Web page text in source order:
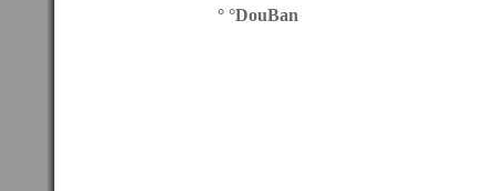
° °DouBan